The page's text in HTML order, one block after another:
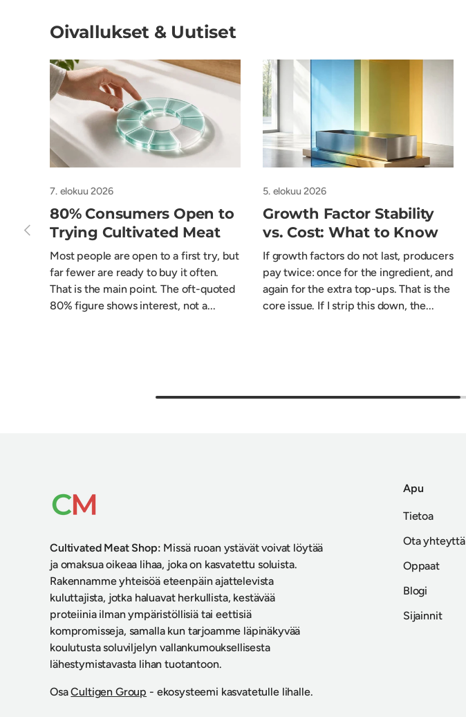
Oivallukset & Uutiset
Edellinen
7. elokuu 2026
80% Consumers Open to
Trying Cultivated Meat
Most people are open to a first try, but
far fewer are ready to buy it often.
That is the main point. The oft-quoted
80% figure shows interest, not a...
5. elokuu 2026
Growth Factor Stability
vs. Cost: What to Know
If growth factors do not last, producers
pay twice: once for the ingredient, and
again for the extra top-ups. That is the
core issue. If I strip this down, the...
Cultivated Meat Shop: Missä ruoan ystävät voivat löytää
ja omaksua oikeaa lihaa, joka on kasvatettu soluista.
Rakennamme yhteisöä eteenpäin ajattelevista
kuluttajista, jotka haluavat herkullista, kestävää
proteiinia ilman ympäristöllisiä tai eettisiä
kompromisseja, samalla kun tarjoamme läpinäkyvää
koulutusta soluviljelyn vallankumouksellisesta
lähestymistavasta lihan tuotantoon.
OsaCultigen Group - ekosysteemi kasvatetulle lihalle.
Apu
Tietoa
Ota yhteyttä
Oppaat
Blogi
Sijainnit